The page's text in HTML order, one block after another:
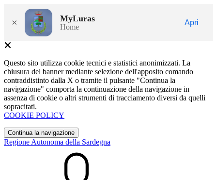
× MyLuras
Home
Apri
Questo sito utilizza cookie tecnici e statistici anonimizzati. La
chiusura del banner mediante selezione dell'apposito comando
contraddistinto dalla X o tramite il pulsante "Continua la
navigazione" comporta la continuazione della navigazione in
assenza di cookie o altri strumenti di tracciamento diversi da quelli
sopracitati.
COOKIE POLICY
Continua la navigazione
Regione Autonoma della Sardegna